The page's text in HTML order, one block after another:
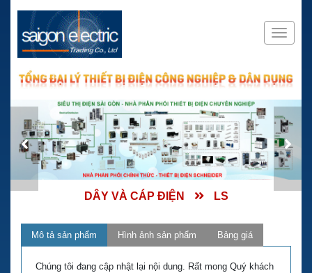
DÂY VÀ CÁP ĐIỆN LS
Mô tả sản phẩm Hình ảnh sản phẩm Bảng giá
Chúng tôi đang cập nhật lại nội dung. Rất mong Quý khách